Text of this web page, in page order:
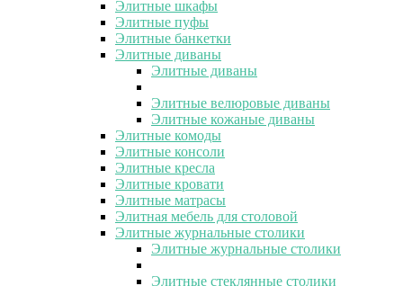
Элитные шкафы
Элитные пуфы
Элитные банкетки
Элитные диваны
Элитные диваны
Элитные велюровые диваны
Элитные кожаные диваны
Элитные комоды
Элитные консоли
Элитные кресла
Элитные кровати
Элитные матрасы
Элитная мебель для столовой
Элитные журнальные столики
Элитные журнальные столики
Элитные стеклянные столики